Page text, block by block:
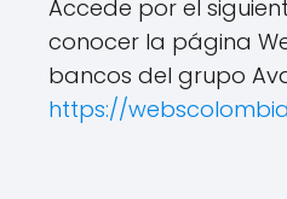
Accede por el
conocer la página
bancos del grupo
https://